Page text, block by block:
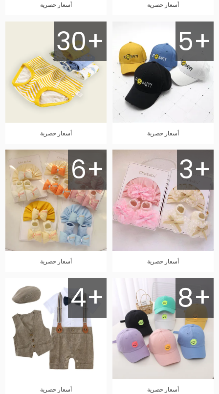
أسعار حصرية أسعار حصرية
5+
أسعار حصرية
30+
أسعار حصرية
3+
أسعار حصرية
6+
أسعار حصرية
8+
أسعار حصرية
4+
أسعار حصرية